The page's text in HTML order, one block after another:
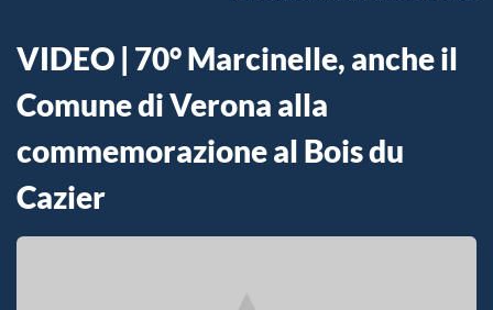
VIDEO | 70° Marcinelle, anche il
Comune di Verona alla
commemorazione al Bois du
Cazier